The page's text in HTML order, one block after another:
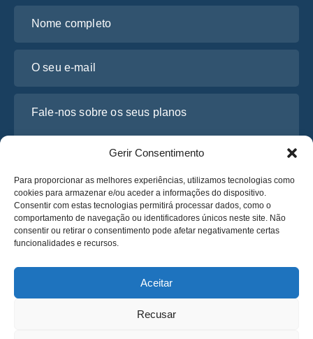
Gerir Consentimento
Para proporcionar as melhores experiências, utilizamos tecnologias como
cookies para armazenar e/ou aceder a informações do dispositivo.
Consentir com estas tecnologias permitirá processar dados, como o
comportamento de navegação ou identificadores únicos neste site. Não
consentir ou retirar o consentimento pode afetar negativamente certas
funcionalidades e recursos.
Aceitar
Recusar
Li e concordo com a
Obtenha um Orçamento
Obtenha um Orçamento